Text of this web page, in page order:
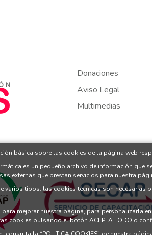
Donaciones
Aviso Legal
Multimedias
básica sobre las cookies de la página web
es un pequeño archivo de información que
externas que prestan servicios para nuestra
varios tipos: las cookies técnicas son
para mejorar nuestra página, para personalizarla
cookies pulsando el botón ACEPTA TODO o